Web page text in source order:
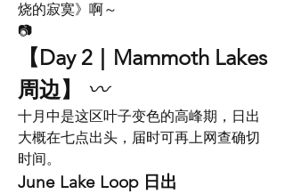
烧的寂寞》啊～
📷
【Day 2｜Mammoth Lakes
周边】
〰️
十月中是这区叶子变色的高峰期，日出
大概在七点出头，届时可再上网查确切
时间。
June Lake Loop 日出